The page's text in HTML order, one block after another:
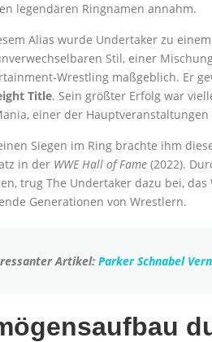
legendären Ringnamen annahm.
Alias wurde Undertaker zu
Stil, einer
Wrestling maßgeblich. Er
Title. Sein größter Erfolg war
einer der Hauptveranstaltungen
Siegen im Ring brachte ihm
in der WWE Hall of Fame (2022).
trug The Undertaker dazu bei,
Generationen von Wrestlern.
Artikel: Parker Schnabel